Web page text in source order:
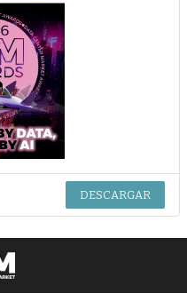
DESCARGAR